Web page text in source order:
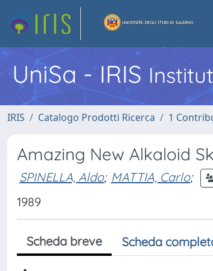
UniSa - IRIS
IRIS Catalogo Prodotti Ricerca 1
Amazing New Alkaloid
SPINELLA, Aldo; MATTIA, Carlo;
1989
Scheda breve Scheda